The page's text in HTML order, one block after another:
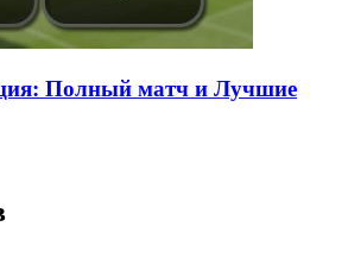
Полный матч и Лучшие